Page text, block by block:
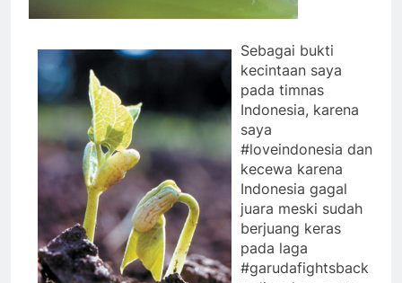
Sebagai bukti
kecintaan saya
pada timnas
Indonesia, karena
saya
#loveindonesia dan
kecewa karena
Indonesia gagal
juara meski sudah
berjuang keras
pada laga
#garudafightsback